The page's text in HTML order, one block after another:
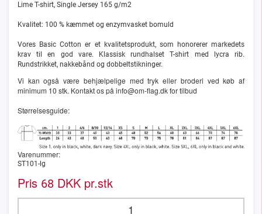
Lime T-shirt, Single Jersey 165 g/m2
Kvalitet: 100 % kæmmet og enzymvasket bomuld
Vores Basic Cotton er et kvalitetsprodukt, som honorerer markedets
krav til en god vare. Klassisk rundhalset T-shirt med lycra rib.
Rundstrikket, nakkebånd og dobbeltstikninger.
Vi kan også være behjælpelige med tryk eller broderi ved køb af
minimum 10 stk. Kontakt os på info@om-flag.dk for tilbud
Størrelsesguide:
Varenummer:
ST101-lg
Pris 68 DKK pr.stk